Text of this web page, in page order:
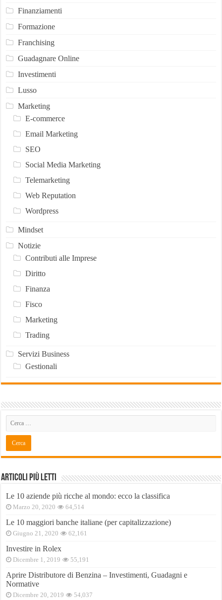
Finanziamenti
Formazione
Franchising
Guadagnare Online
Investimenti
Lusso
Marketing
E-commerce
Email Marketing
SEO
Social Media Marketing
Telemarketing
Web Reputation
Wordpress
Mindset
Notizie
Contributi alle Imprese
Diritto
Finanza
Fisco
Marketing
Trading
Servizi Business
Gestionali
Articoli Più Letti
Le 10 aziende più ricche al mondo: ecco la classifica
Marzo 20, 2020 64,514
Le 10 maggiori banche italiane (per capitalizzazione)
Giugno 21, 2020 62,161
Investire in Rolex
Dicembre 1, 2019 55,191
Aprire Distributore di Benzina – Investimenti, Guadagni e
Normative
Dicembre 20, 2019 54,037